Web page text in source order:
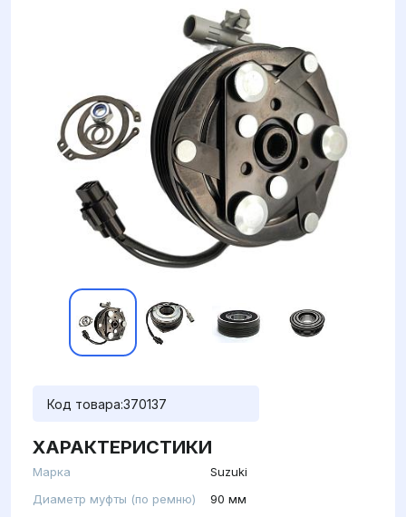
Код товара:370137
ХАРАКТЕРИСТИКИ
Марка
Suzuki
Диаметр муфты (по ремню)
90 мм